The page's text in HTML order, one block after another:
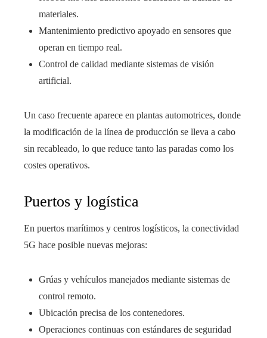
materiales.
Mantenimiento predictivo apoyado en sensores que
operan en tiempo real.
Control de calidad mediante sistemas de visión
artificial.
Un caso frecuente aparece en plantas automotrices, donde
la modificación de la línea de producción se lleva a cabo
sin recableado, lo que reduce tanto las paradas como los
costes operativos.
Puertos y logística
En puertos marítimos y centros logísticos, la conectividad
5G hace posible nuevas mejoras:
Grúas y vehículos manejados mediante sistemas de
control remoto.
Ubicación precisa de los contenedores.
Operaciones continuas con estándares de seguridad